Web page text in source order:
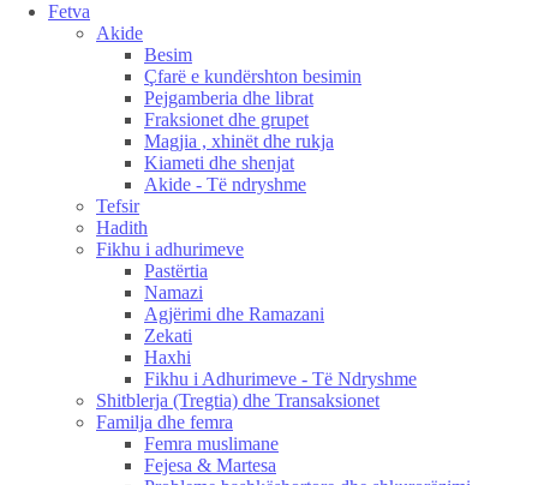
Fetva
Akide
Besim
Çfarë e kundërshton besimin
Pejgamberia dhe librat
Fraksionet dhe grupet
Magjia , xhinët dhe rukja
Kiameti dhe shenjat
Akide - Të ndryshme
Tefsir
Hadith
Fikhu i adhurimeve
Pastërtia
Namazi
Agjërimi dhe Ramazani
Zekati
Haxhi
Fikhu i Adhurimeve - Të Ndryshme
Shitblerja (Tregtia) dhe Transaksionet
Familja dhe femra
Femra muslimane
Fejesa & Martesa